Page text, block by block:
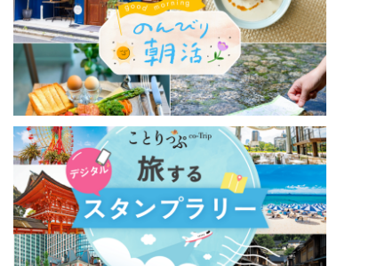
クラシカルな空間と極
楽しめる♪ 特別な和
「東府やResort&Spa-